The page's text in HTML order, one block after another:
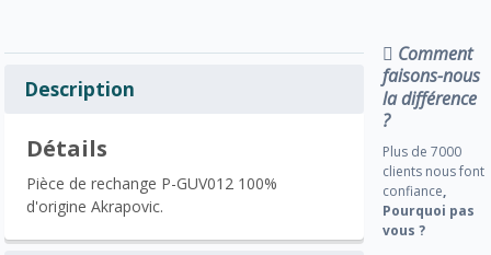
Description
Détails
Pièce de rechange P-GUV012 100%
d'origine Akrapovic.
Comment
faisons-nous
la différence
?
Plus de 7000
clients nous font
confiance,
Pourquoi pas
vous ?